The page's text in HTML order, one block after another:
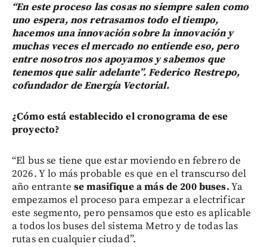
“En este proceso las cosas no siempre salen como
uno espera, nos retrasamos todo el tiempo,
hacemos una innovación sobre la innovación y
muchas veces el mercado no entiende eso, pero
entre nosotros nos apoyamos y sabemos que
tenemos que salir adelante”. Federico Restrepo,
cofundador de Energía Vectorial.
¿Cómo está establecido el cronograma de ese
proyecto?
“El bus se tiene que estar moviendo en febrero de
2026. Y lo más probable es que en el transcurso del
año entrante se masifique a más de 200 buses.Ya
empezamos el proceso para empezar a electrificar
este segmento, pero pensamos que esto es aplicable
a todos los buses del sistema Metro y de todas las
rutas en cualquier ciudad”.